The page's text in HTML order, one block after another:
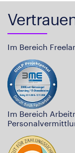
Im Bereich
Im Bereich